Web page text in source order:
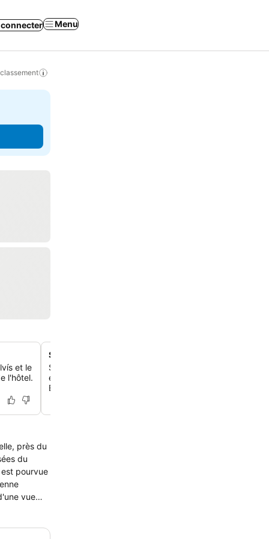
connecter Menu
et le
l'hôtel.
Salle de petit-déjeuner avec vue sur le jardin
Savoure un délicieux petit-déjeuner buffet international
extension lumineuse donnant sur le magnifique jardin
Belvís.
près du
pourvue
vue